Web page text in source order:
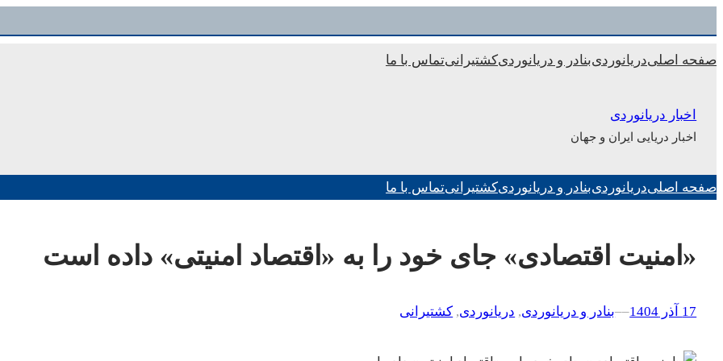
به
محتوا
صفحه اصلیدریانوردیبنادر و دریانوردیکشتیرانیتماس با ما
اخبار دریانوردی
اخبار دریایی ایران و جهان
صفحه اصلیدریانوردیبنادر و دریانوردیکشتیرانیتماس با ما
«امنیت اقتصادی» جای خود را به «اقتصاد امنیتی» داده است
17 آذر 1404 –
–بنادر و دریانوردی, دریانوردی, کشتیرانی